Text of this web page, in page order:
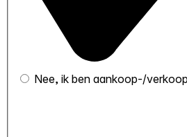
Nee, ik ben aankoop-/